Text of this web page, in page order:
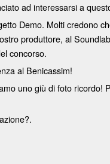
ad interessarsi a
Demo. Molti credono
produttore, al
concorso.
al Benicassim!
uno giù di foto ricordo!